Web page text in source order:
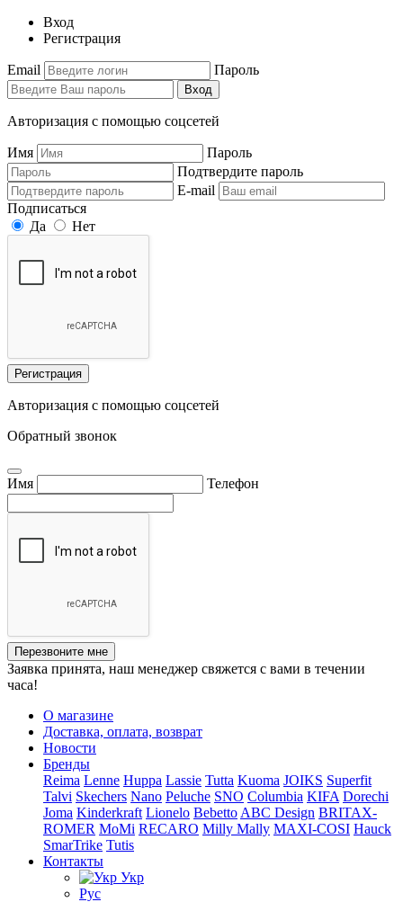
Вход
Регистрация
Email Пароль
Вход
Авторизация с помощью соцсетей
Имя
Пароль
Подтвердите пароль
E-mail
Подписаться
Да
Нет
Регистрация
Авторизация с помощью соцсетей
Обратный звонок
Имя Телефон
Перезвоните мне
Заявка принята, наш менеджер свяжется с вами в течении
часа!
О магазине
Доставка, оплата, возврат
Новости
Бренды
Reima Lenne Huppa Lassie Tutta Kuoma JOIKS Superfit
Talvi Skechers Nano Peluche SNO Columbia KIFA Dorechi
Joma Kinderkraft Lionelo Bebetto ABC Design BRITAX-
ROMER MoMi RECARO Milly Mally MAXI-COSI Hauck
SmarTrike Tutis
Контакты
Укр
Рус